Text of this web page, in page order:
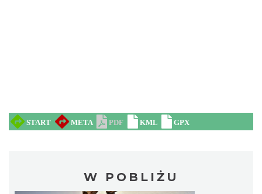
W POBLIŻU